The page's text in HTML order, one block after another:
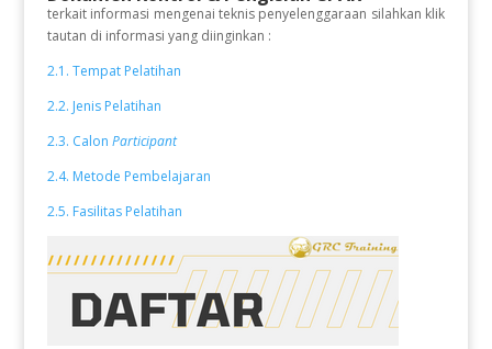
terkait informasi mengenai teknis penyelenggaraan silahkan klik
tautan di informasi yang diinginkan :
2.1. Tempat Pelatihan
2.2. Jenis Pelatihan
2.3. Calon Participant
2.4. Metode Pembelajaran
2.5. Fasilitas Pelatihan